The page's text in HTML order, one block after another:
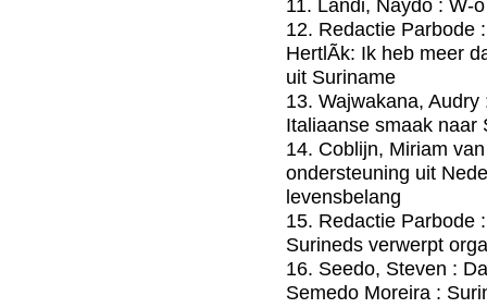
12. Redactie Parbode
HertlÃ­k: Ik heb meer
uit Suriname
13. Wajwakana,
Italiaanse smaak naar
14. Coblijn, Miriam
ondersteuning uit
levensbelang
15. Redactie Parbode
Surineds verwerpt
16. Seedo, Steven :
Semedo Moreira :